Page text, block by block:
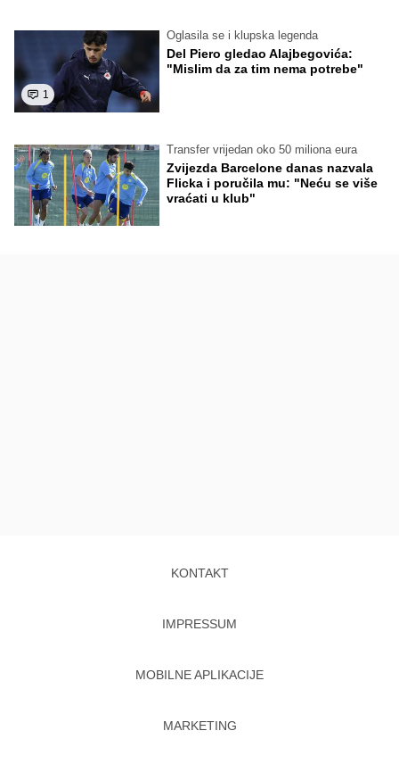
1
Oglasila se i klupska legenda
Del Piero gledao Alajbegovića:
"Mislim da za tim nema potrebe"
Transfer vrijedan oko 50 miliona eura
Zvijezda Barcelone danas nazvala
Flicka i poručila mu: "Neću se više
vraćati u klub"
KONTAKT
IMPRESSUM
MOBILNE APLIKACIJE
MARKETING